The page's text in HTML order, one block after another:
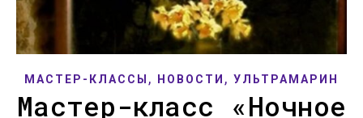
МАСТЕР-КЛАССЫ , НОВОСТИ , УЛЬТРАМАРИН
Мастер-класс «Ночное